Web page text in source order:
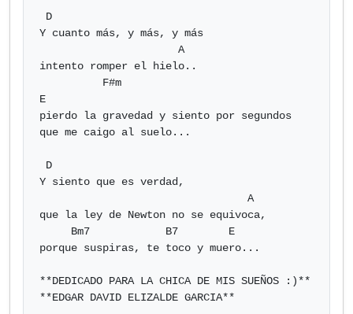
Y cuanto más, y más, y más
intento romper el hielo..
E
pierdo la gravedad y siento por segundos
que me caigo al suelo...
Y siento que es verdad,
que la ley de Newton no se equivoca,
porque suspiras, te toco y muero...
**DEDICADO PARA LA CHICA DE MIS SUEÑOS :)**
**EDGAR DAVID ELIZALDE GARCIA**